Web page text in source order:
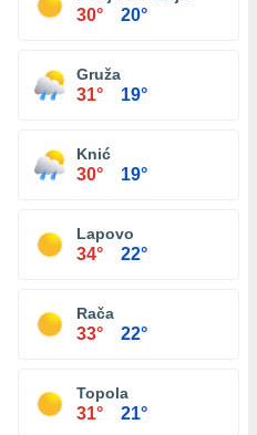
30° 20°
Gruža
31° 19°
Knić
30° 19°
Lapovo
34° 22°
Rača
33° 22°
Topola
31° 21°